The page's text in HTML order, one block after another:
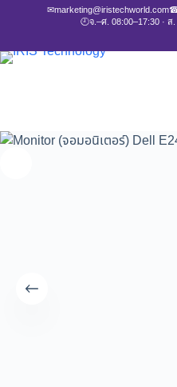
✉marketing@iristechworld.com
🕘จ.–ศ. 08:00–17:30 · ส